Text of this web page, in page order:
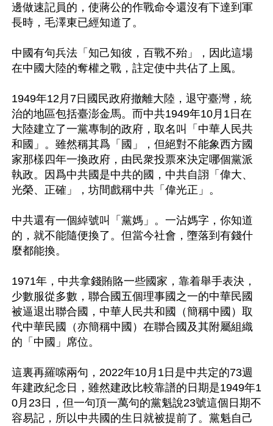
邊做速記員的，使蔣公的作戰命令還沒有下達到軍
長時，毛澤東已經知道了。
中國有句兵法「知己知彼，百戰不殆」，因此這場
在中國大陸的奪權之戰，註定使中共佔了上風。
1949年12月7日國民政府撤離大陸，退守臺灣，統
治的地區包括臺澎金馬。而中共1949年10月1日在
大陸建立了一黨專制的政府，取名叫「中華人民共
和國」。雖然稱其爲「國」，但絕對不能象西方國
家那樣四年一換政府，由民衆投票來決定哪個黨派
執政。因爲中共國是中共的國，中共自詡「偉大、
光榮、正確」，坊間戲稱中共「偉光正」。
中共還有一個綽號叫「黨媽」。一沾媽字，你知道
的，就不能隨便換了。但當今社會，墮落到有錢什
麼都能換。
1971年，中共拿錢賄賂一些國家，靠着舉手表決，
少數服從多數，聯合國五個理事國之一的中華民國
被逼退出聯合國，中華人民共和國（簡稱中國）取
代中華民國（亦簡稱中國）在聯合國及其附屬組織
的「中國」席位。
這裏再羅嗦兩句，2022年10月1日是中共定的73週
年建政紀念日，雖然建政比較靠譜的日期是1949年1
0月23日，但一句頂一萬句的黨魁說23號這個日期不
容易記，所以中共國的生日就被提前了。黨魁自己